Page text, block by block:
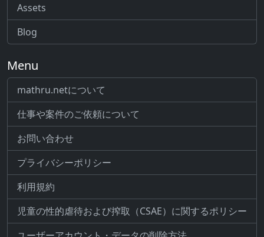
Assets
Blog
Menu
mathru.netについて
仕事や案件のご依頼について
お問い合わせ
プライバシーポリシー
利用規約
児童の性的虐待および搾取（CSAE）に関するポリシー